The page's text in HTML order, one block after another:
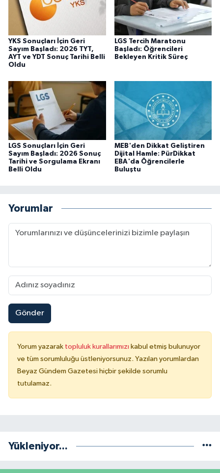
YKS Sonuçları İçin Geri
Sayım Başladı: 2026 TYT,
AYT ve YDT Sonuç Tarihi Belli
Oldu
LGS Tercih Maratonu
Başladı: Öğrencileri
Bekleyen Kritik Süreç
LGS Sonuçları İçin Geri
Sayım Başladı: 2026 Sonuç
Tarihi ve Sorgulama Ekranı
Belli Oldu
MEB'den Dikkat Geliştiren
Dijital Hamle: PürDikkat
EBA'da Öğrencilerle
Buluştu
Yorumlar
Gönder
Yorum yazarak topluluk kurallarımızı kabul etmiş bulunuyor
ve tüm sorumluluğu üstleniyorsunuz. Yazılan yorumlardan
Beyaz Gündem Gazetesi hiçbir şekilde sorumlu
tutulamaz.
Yükleniyor...